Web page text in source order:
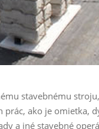
stavebnému
ako je omietka,
a iné stavebné